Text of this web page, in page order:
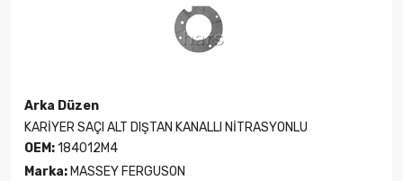
Arka Düzen
KARİYER SAÇI ALT DIŞTAN KANALLI NİTRASYONLU
OEM:184012M4
Marka: MASSEY FERGUSON